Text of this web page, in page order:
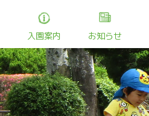
入園案内 お知らせ